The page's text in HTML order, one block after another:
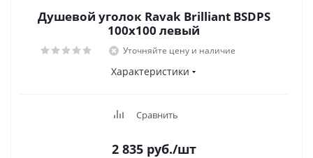
Душевой уголок Ravak Brilliant BSDPS
100x100 левый
Уточняйте цену и наличие
Характеристики
Сравнить
2 835 руб./шт